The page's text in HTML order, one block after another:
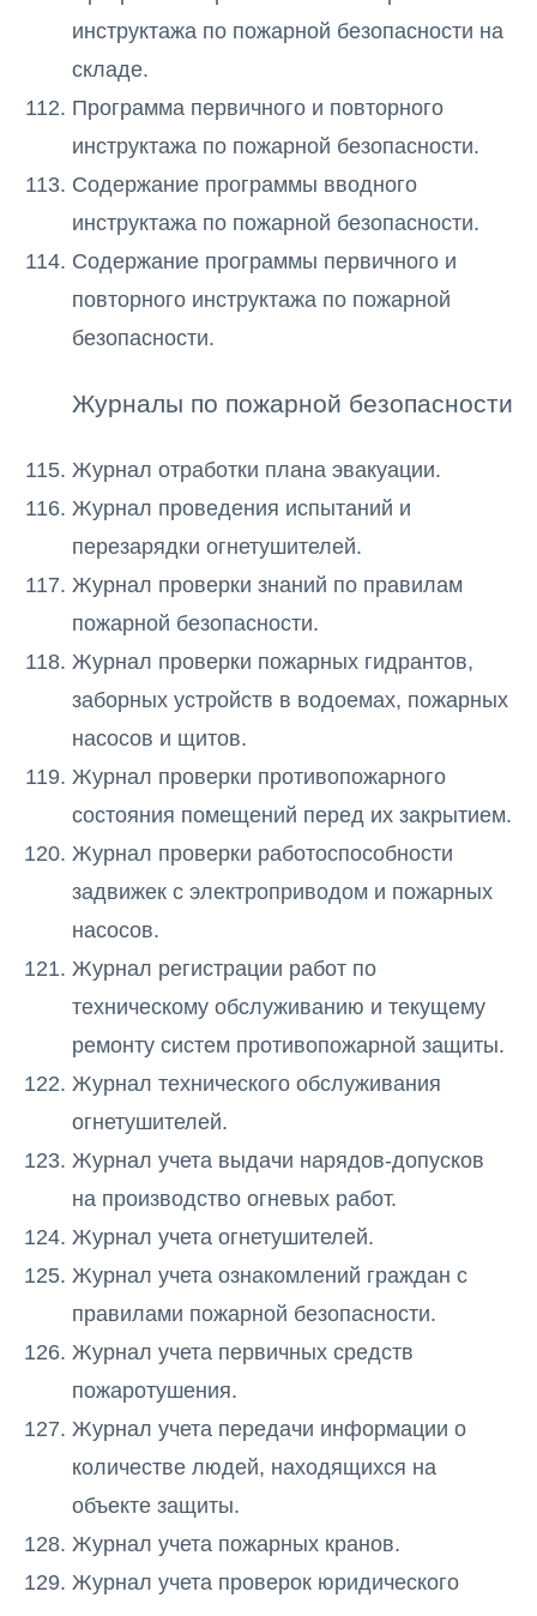
инструктажа по пожарной безопасности на
складе.
Программа первичного и повторного
инструктажа по пожарной безопасности.
Содержание программы вводного
инструктажа по пожарной безопасности.
Содержание программы первичного и
повторного инструктажа по пожарной
безопасности.
Журналы по пожарной безопасности
Журнал отработки плана эвакуации.
Журнал проведения испытаний и
перезарядки огнетушителей.
Журнал проверки знаний по правилам
пожарной безопасности.
Журнал проверки пожарных гидрантов,
заборных устройств в водоемах, пожарных
насосов и щитов.
Журнал проверки противопожарного
состояния помещений перед их закрытием.
Журнал проверки работоспособности
задвижек с электроприводом и пожарных
насосов.
Журнал регистрации работ по
техническому обслуживанию и текущему
ремонту систем противопожарной защиты.
Журнал технического обслуживания
огнетушителей.
Журнал учета выдачи нарядов-допусков
на производство огневых работ.
Журнал учета огнетушителей.
Журнал учета ознакомлений граждан с
правилами пожарной безопасности.
Журнал учета первичных средств
пожаротушения.
Журнал учета передачи информации о
количестве людей, находящихся на
объекте защиты.
Журнал учета пожарных кранов.
Журнал учета проверок юридического